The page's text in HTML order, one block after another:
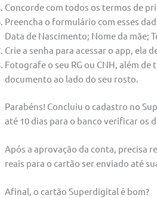
Concorde com todos os termos de
Preencha o formulário com esses
Data de Nascimento; Nome da mãe;
Crie a senha para acessar o app, ela
Fotografe o seu RG ou CNH, além
documento ao lado do seu rosto.
Parabéns! Concluiu o cadastro no
até 10 dias para o banco verificar os
Após a aprovação da conta, precisa
reais para o cartão ser enviado até
Afinal, o cartão Superdigital é bom?